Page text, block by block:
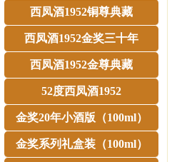
西凤酒1952铜尊典藏
西凤酒1952金奖三十年
西凤酒1952金尊典藏
52度西凤酒1952
金奖20年小酒版（100ml）
金奖系列礼盒装（100ml）